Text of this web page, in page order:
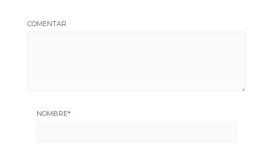
COMENTAR
NOMBRE*